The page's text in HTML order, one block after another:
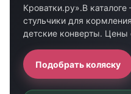
Кроватки.ру».В
стульчики для
детские конверты. Цены
Подобрать коляску